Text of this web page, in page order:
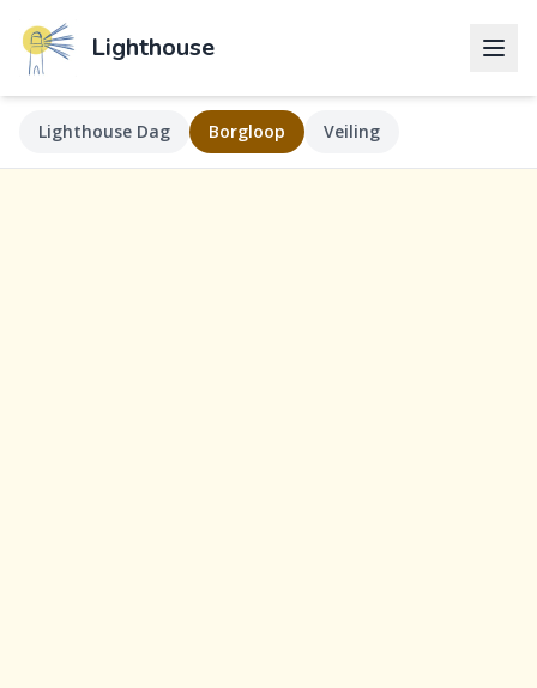
Lighthouse
Lighthouse Dag Borgloop Veiling